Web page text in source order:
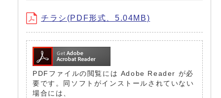
チラシ(PDF形式、5.04MB)
PDFファイルの閲覧には Adobe Reader が必
要です。同ソフトがインストールされていない
場合には、